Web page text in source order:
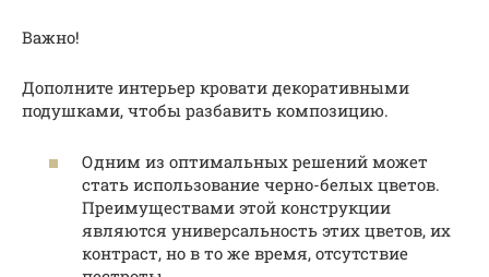
Важно!
Дополните интерьер кровати декоративными
подушками, чтобы разбавить композицию.
Одним из оптимальных решений может
стать использование черно-белых цветов.
Преимуществами этой конструкции
являются универсальность этих цветов, их
контраст, но в то же время, отсутствие